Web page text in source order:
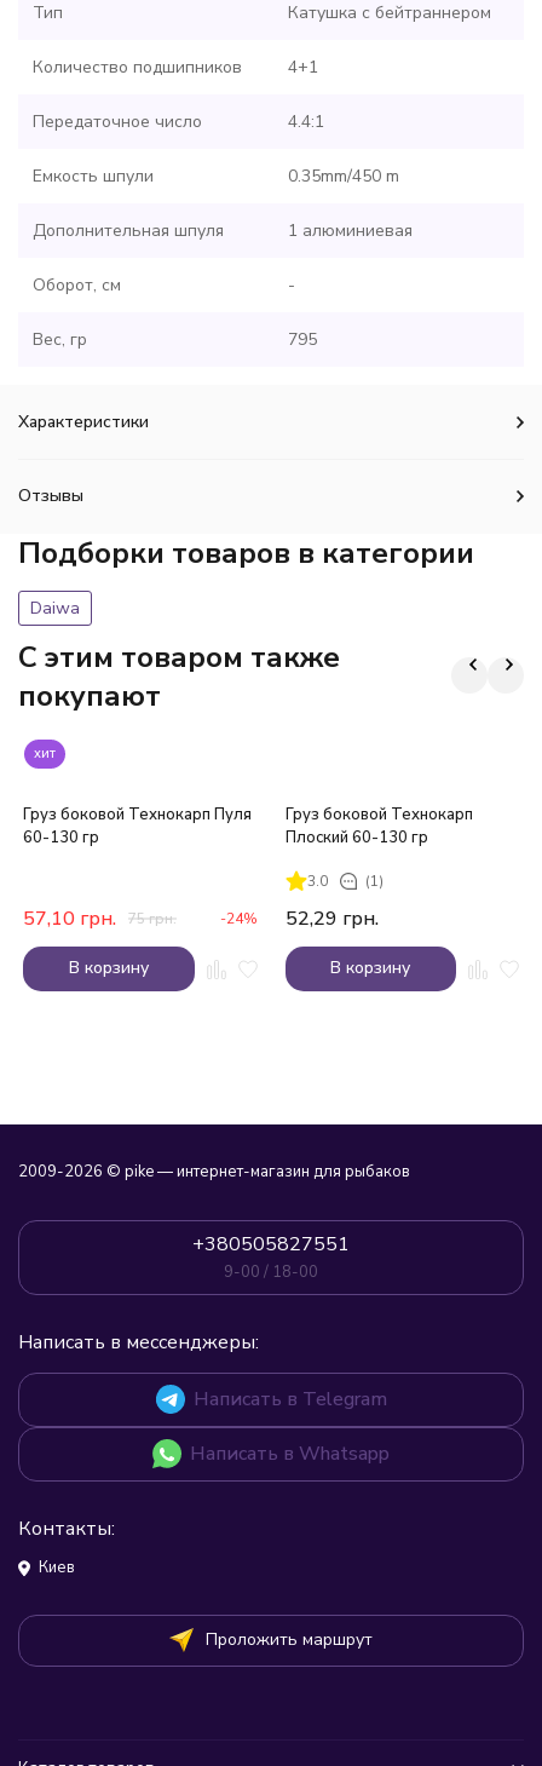
Тип Катушка с бейтраннером
Количество подшипников 4+1
Передаточное число 4.4:1
Емкость шпули 0.35mm/450 m
Дополнительная шпуля 1 алюминиевая
Оборот, см -
Вес, гр 795
Характеристики
Отзывы
Подборки товаров в категории
Daiwa
C этим товаром также
покупают
хит
Груз боковой Технокарп Пуля
60-130 гр
57,10 грн. 75грн. -24%
В корзину
Груз боковой Технокарп
Плоский 60-130 гр
3.0 (1)
52,29 грн.
В корзину
2009-2026 © pike — интернет-магазин для рыбаков
+380505827551
9-00 / 18-00
Написать в мессенджеры:
Написать в Telegram
Написать в Whatsapp
Контакты:
Киев
Проложить маршрут